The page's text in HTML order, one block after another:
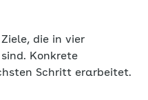
die in vier
Konkrete
Schritt erarbeitet.